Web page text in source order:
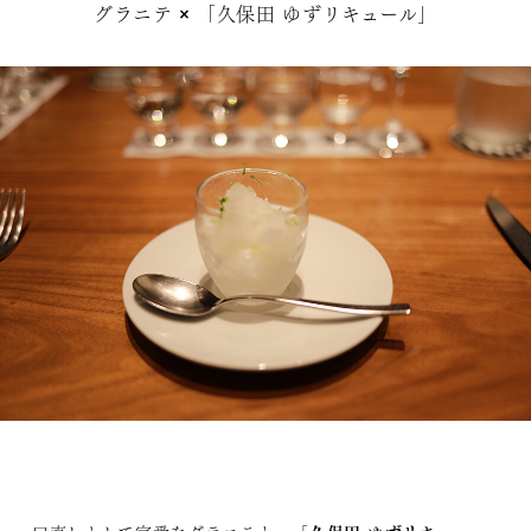
グラニテ × 「久保田 ゆずリキュール」